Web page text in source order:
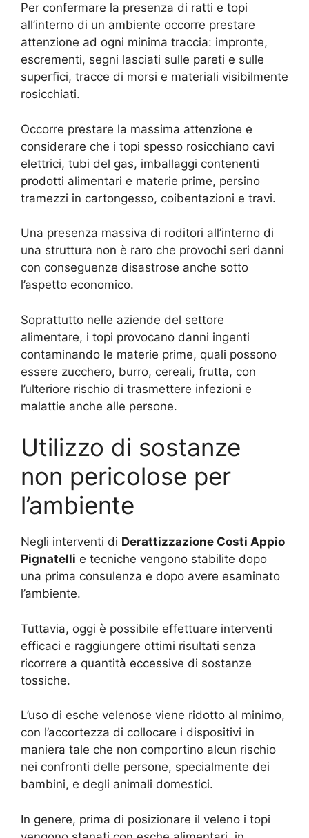
Per confermare la presenza di ratti e topi
all’interno di un ambiente occorre prestare
attenzione ad ogni minima traccia: impronte,
escrementi, segni lasciati sulle pareti e sulle
superfici, tracce di morsi e materiali visibilmente
rosicchiati.
Occorre prestare la massima attenzione e
considerare che i topi spesso rosicchiano cavi
elettrici, tubi del gas, imballaggi contenenti
prodotti alimentari e materie prime, persino
tramezzi in cartongesso, coibentazioni e travi.
Una presenza massiva di roditori all’interno di
una struttura non è raro che provochi seri danni
con conseguenze disastrose anche sotto
l’aspetto economico.
Soprattutto nelle aziende del settore
alimentare, i topi provocano danni ingenti
contaminando le materie prime, quali possono
essere zucchero, burro, cereali, frutta, con
l’ulteriore rischio di trasmettere infezioni e
malattie anche alle persone.
Utilizzo di sostanze
non pericolose per
l’ambiente
Negli interventi di Derattizzazione Costi Appio
Pignatelli e tecniche vengono stabilite dopo
una prima consulenza e dopo avere esaminato
l’ambiente.
Tuttavia, oggi è possibile effettuare interventi
efficaci e raggiungere ottimi risultati senza
ricorrere a quantità eccessive di sostanze
tossiche.
L’uso di esche velenose viene ridotto al minimo,
con l’accortezza di collocare i dispositivi in
maniera tale che non comportino alcun rischio
nei confronti delle persone, specialmente dei
bambini, e degli animali domestici.
In genere, prima di posizionare il veleno i topi